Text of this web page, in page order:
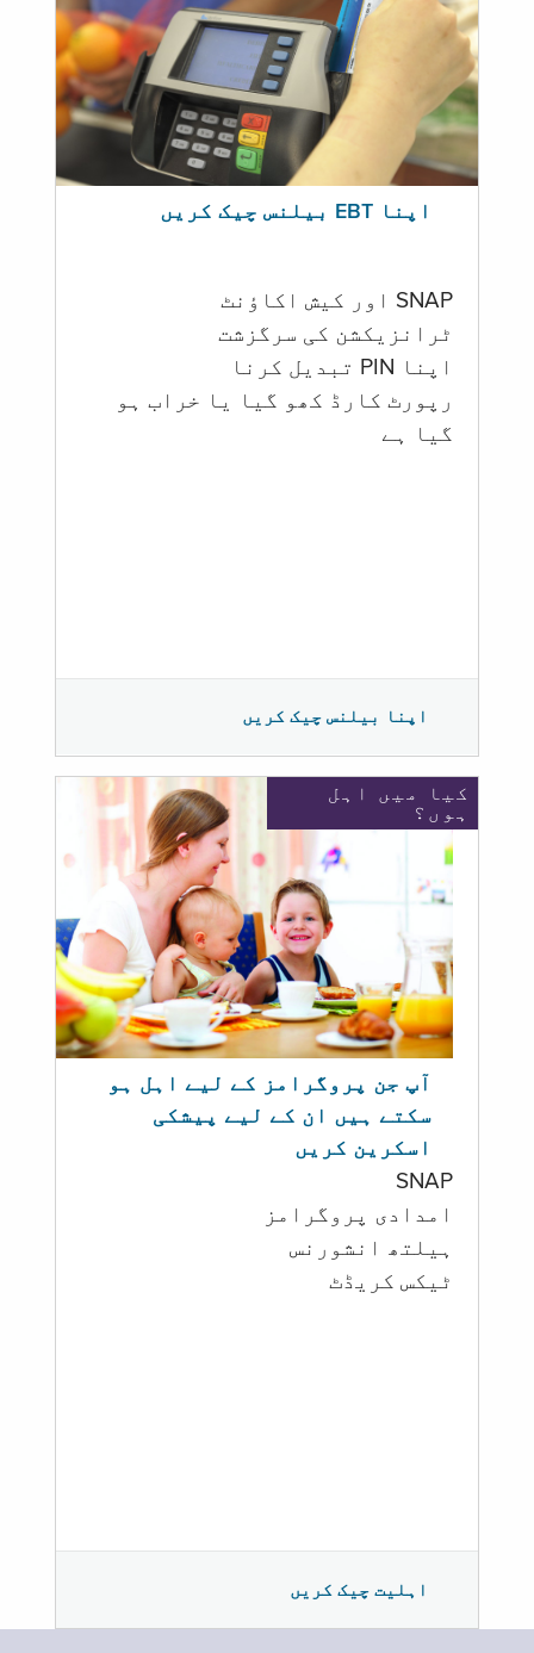
اپنا EBT بیلنس چیک کریں
SNAP اور کیش اکاؤنٹ
ٹرانزیکشن کی سرگزشت
اپنا PIN تبدیل کرنا
رپورٹ کارڈ کھو گیا یا خراب ہو
گيا ہے
اپنا بیلنس چیک کریں
کیا میں اہل
ہوں؟
آپ جن پروگرامز کے لیے اہل ہو
سکتے ہیں ان کے لیے پیشکی
اسکرین کریں
SNAP
امدادی پروگرامز
‏ہیلتھ انشورنس
ٹیکس کریڈٹ
اہلیت چیک کریں